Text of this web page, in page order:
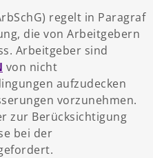
regelt in Paragraf
die von Arbeitgebern
Arbeitgeber sind
von nicht
aufzudecken
vorzunehmen.
zur Berücksichtigung
bei der